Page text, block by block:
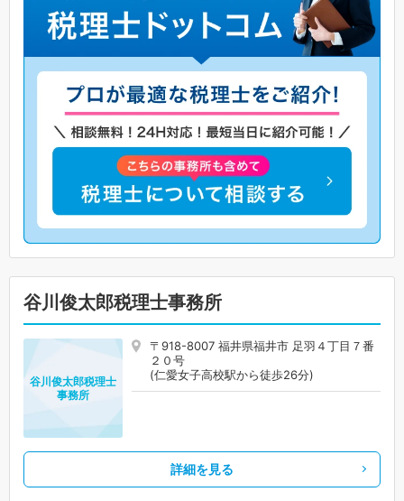
谷川俊太郎税理士事務所
〒918-8007 福井県福井市 足羽４丁目７番
２０号
(仁愛女子高校駅から徒歩26分)
谷川俊太郎税理士
事務所
詳細を見る